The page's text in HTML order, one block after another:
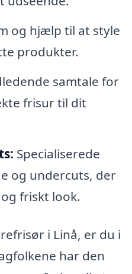
og hjælp til at style
produkter.
samtale for
frisur til dit
Specialiserede
og undercuts, der
friskt look.
i Linå, er du i
har den